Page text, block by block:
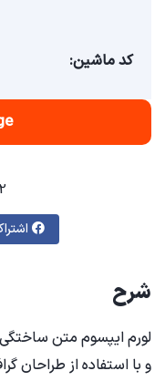
کد ماشین:
شرح
لورم ایپسوم متن
و با استفاده از طراحان